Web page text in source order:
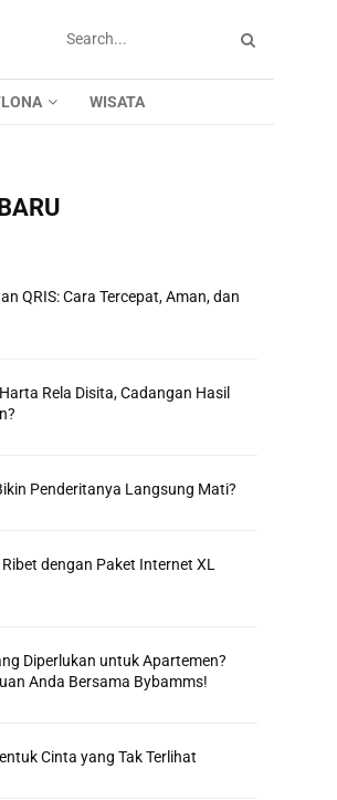
WISATA
QRIS: Cara Tercepat, Aman, dan
Rela Disita, Cadangan Hasil
Penderitanya Langsung Mati?
dengan Paket Internet XL
Diperlukan untuk Apartemen?
Anda Bersama Bybamms!
Cinta yang Tak Terlihat